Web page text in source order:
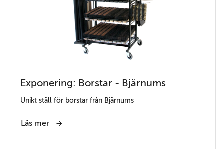
Exponering: Borstar - Bjärnums
Unikt ställ för borstar från Bjärnums
Läs mer